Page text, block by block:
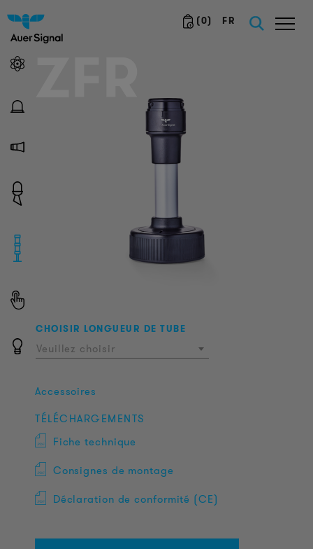
(0) FR
CHOISIR LONGUEUR DE TUBE
Veuillez choisir
Accessoires
TÉLÉCHARGEMENTS
Fiche technique
Consignes de montage
Déclaration de conformité (CE)